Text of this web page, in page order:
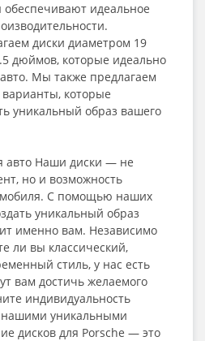
идеальное
диски диаметром 19
дюймов, которые идеально
Мы также предлагаем
которые
уникальный образ вашего
авто Наши диски — не
но и возможность
С помощью наших
уникальный образ
именно вам. Независимо
ли вы классический,
стиль, у нас есть
вам достичь желаемого
индивидуальность
нашими уникальными
дисков для Porsche — это